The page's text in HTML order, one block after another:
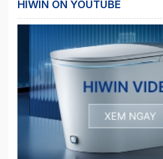
HIWIN ON YOUTUBE